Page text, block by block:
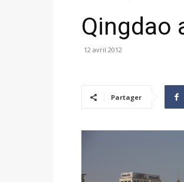
Qingdao
12 avril 2012
Partager